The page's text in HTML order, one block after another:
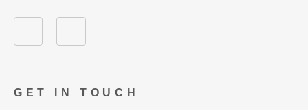
GET IN TOUCH